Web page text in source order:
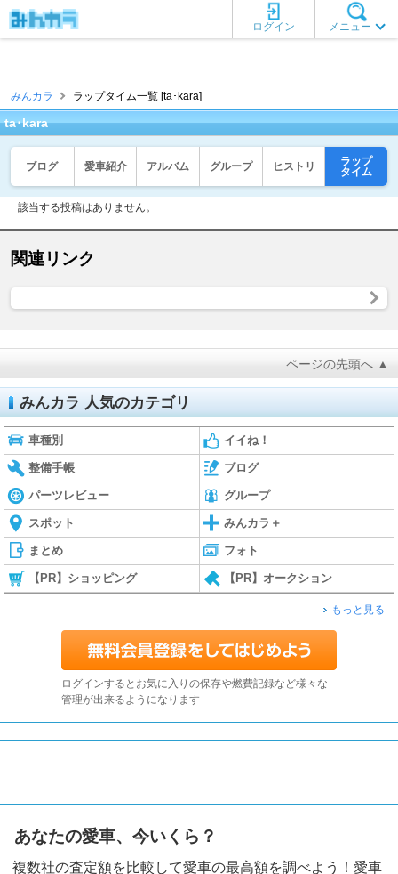
メニュー
ログイン
みんカラ ラップタイム一覧 [ta･kara]
ta･kara
ブログ 愛車紹介 アルバム グループ ヒストリ
ラップ
タイム
該当する投稿はありません。
関連リンク
ページの先頭へ ▲
みんカラ 人気のカテゴリ
車種別 イイね！
整備手帳 ブログ
パーツレビュー グループ
スポット みんカラ＋
まとめ フォト
【PR】ショッピング 【PR】オークション
もっと見る
ログインするとお気に入りの保存や燃費記録など様々な
管理が出来るようになります
あなたの愛車、今いくら？
複数社の査定額を比較して愛車の最高額を調べよう！愛車